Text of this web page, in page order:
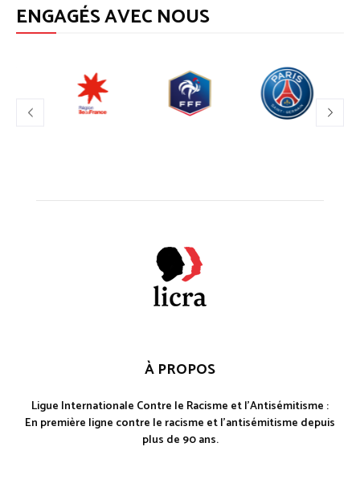
ENGAGÉS AVEC NOUS
À PROPOS
Ligue Internationale Contre le Racisme et l'Antisémitisme :
En première ligne contre le racisme et l'antisémitisme depuis
plus de 90 ans.